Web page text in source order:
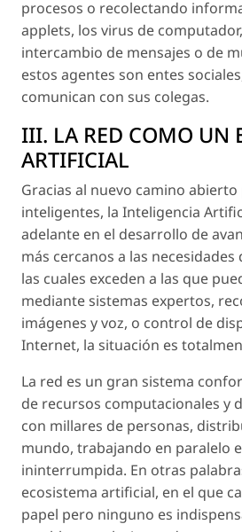
procesos o recolectando
applets, los virus de
intercambio de mensajes o de
estos agentes son entes
comunican con sus colegas.
III. LA RED COMO UN
ARTIFICIAL
Gracias al nuevo camino
inteligentes, la Inteligencia
adelante en el desarrollo de
más cercanos a las
las cuales exceden a las que
mediante sistemas expertos,
imágenes y voz, o control de
Internet, la situación es
La red es un gran sistema
de recursos computacionales y
con millares de personas,
mundo, trabajando en paralelo
ininterrumpida. En otras
ecosistema artificial, en el que
papel pero ninguno es